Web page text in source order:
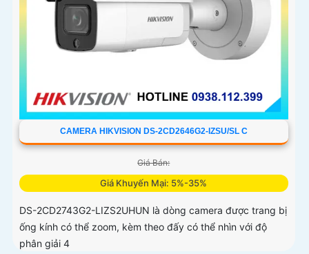
CAMERA HIKVISION DS-2CD2646G2-IZSU/SL C
Giá Bán:
Giá Khuyến Mại: 5%-35%
DS-2CD2743G2-LIZS2UHUN là dòng camera được trang bị
ống kính có thể zoom, kèm theo đấy có thể nhìn với độ
phân giải 4